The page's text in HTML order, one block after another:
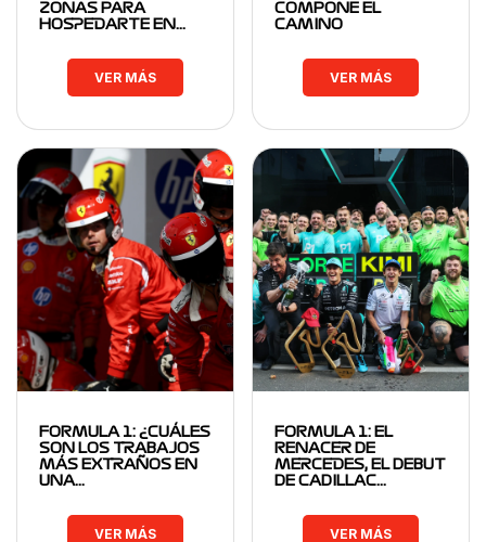
ZONAS PARA
HOSPEDARTE EN…
VER MÁS
COMPONE EL
CAMINO
VER MÁS
FORMULA 1: ¿CUÁLES
SON LOS TRABAJOS
MÁS EXTRAÑOS EN
UNA…
VER MÁS
FORMULA 1: EL
RENACER DE
MERCEDES, EL DEBUT
DE CADILLAC…
VER MÁS